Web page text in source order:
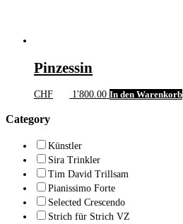
Pinzessin
CHF 1'800.00 In den Warenkorb
Category
Künstler
Sira Trinkler
Tim David Trillsam
Pianissimo Forte
Selected Crescendo
Strich für Strich VZ